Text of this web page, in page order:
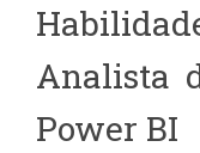
Analista
Power BI